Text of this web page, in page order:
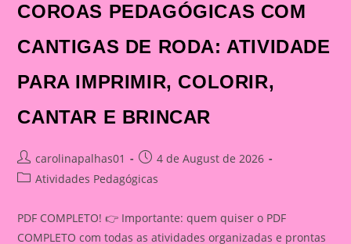
COROAS PEDAGÓGICAS COM
CANTIGAS DE RODA: ATIVIDADE
PARA IMPRIMIR, COLORIR,
CANTAR E BRINCAR
Post
author:
carolinapalhas01
Post
published:
4 de August de 2026
PostAtividades Pedagógicas
PDF COMPLETO! 👉 Importante: quem quiser o PDF
COMPLETO com todas as atividades organizadas e prontas